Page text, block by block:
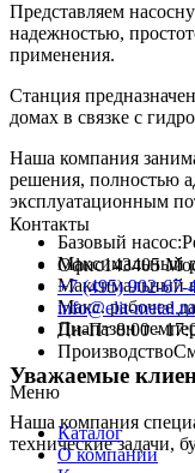
Представляем
надежностью,
применения.
Станция
домах в связке с
Наша компания
решения, полностью
эксплуатационным
Базовый насос:
Максимальный
Максимальный
Макс. рабочее
Диапазон
Уважаемые
Наша компания
технические задачи,
Контакты
Офис143405
+7 (495) 902-67-
info@elit-metal.ru
Пн-Пт 8:00 -
Производство
Меню
Каталог
О компании